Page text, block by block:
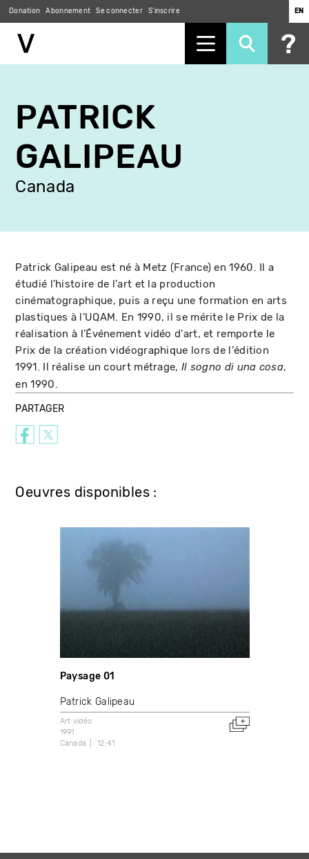
contenu
principal
Donation Abonnement Se connecter S'inscrire EN
PATRICK
GALIPEAU
Canada
Patrick Galipeau est né à Metz (France) en 1960. Il a
étudié l'histoire de l'art et la production
cinématographique, puis a reçu une formation en arts
plastiques à l’UQAM. En 1990, il se mérite le Prix de la
réalisation à l'Événement vidéo d'art, et remporte le
Prix de la création vidéographique lors de l'édition
1991. Il réalise un court métrage, Il sogno di una cosa,
en 1990.
PARTAGER
Oeuvres disponibles :
Paysage 01
Patrick Galipeau
Art vidéo
1991
Canada
12:41